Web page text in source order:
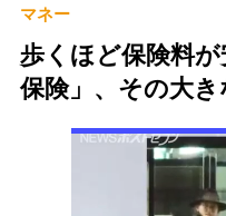
マネー
歩くほど保険料
保険」、その大き